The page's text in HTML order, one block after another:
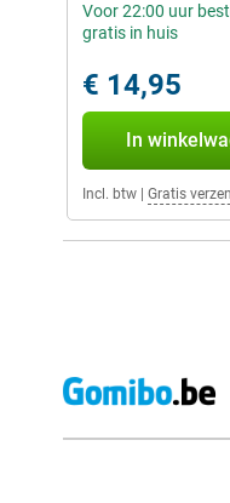
Voor 22:00 uur
gratis in huis
€ 14,95
In
Incl. btw Gratis